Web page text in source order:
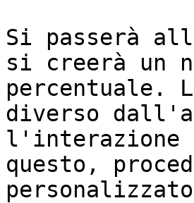
Si passerà
si creerà un
percentuale.
diverso
l'interazione
questo,